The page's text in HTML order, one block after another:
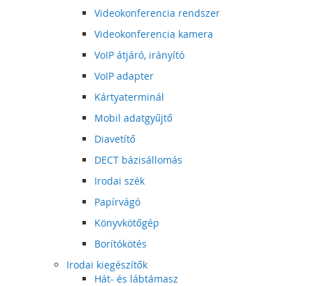
Videokonferencia rendszer
Videokonferencia kamera
VoIP átjáró, irányító
VoIP adapter
Kártyaterminál
Mobil adatgyűjtő
Diavetítő
DECT bázisállomás
Irodai szék
Papírvágó
Könyvkötőgép
Borítókötés
Irodai kiegészítők
Hát- és lábtámasz